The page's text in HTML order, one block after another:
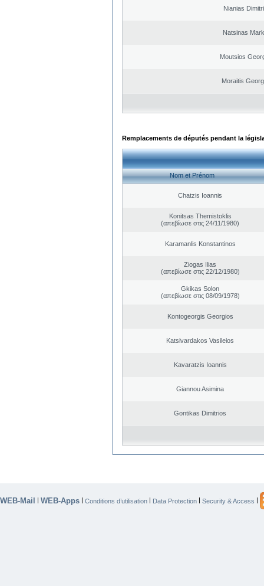
Nianias
Natsinas
Moutsios
Moraitis
Remplacements de députés pendant la
Nom et Prénom
Chatzis Ioannis
Konitsas Themistoklis
(απεβίωσε στις 24/11/1980)
Karamanlis Konstantinos
Ziogas Ilias
(απεβίωσε στις 22/12/1980)
Gkikas Solon
(απεβίωσε στις 08/09/1978)
Kontogeorgis Georgios
Katsivardakos Vasileios
Kavaratzis Ioannis
Giannou Asimina
Gontikas Dimitrios
WEB-Mail | WEB-Apps | Conditions d’utilisation | Data Protection | Security & Access |